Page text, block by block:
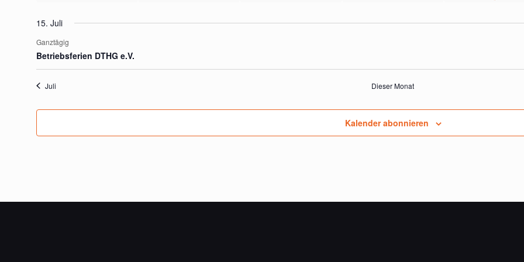
15. Juli
Ganztägig
Betriebsferien DTHG e.V.
Juli Dieser Monat
Kalender abonnieren